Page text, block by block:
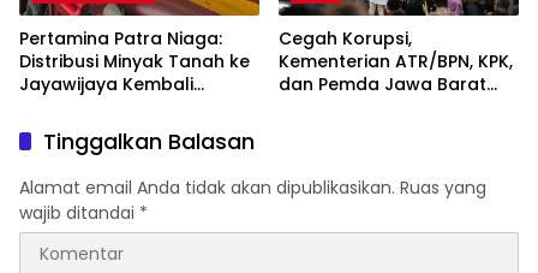
Pertamina Patra Niaga:
Distribusi Minyak Tanah ke
Jayawijaya Kembali
Cegah Korupsi,
Kementerian ATR/BPN, KPK,
dan Pemda Jawa Barat
Tinggalkan Balasan
Alamat email Anda tidak akan dipublikasikan. Ruas yang
wajib ditandai *